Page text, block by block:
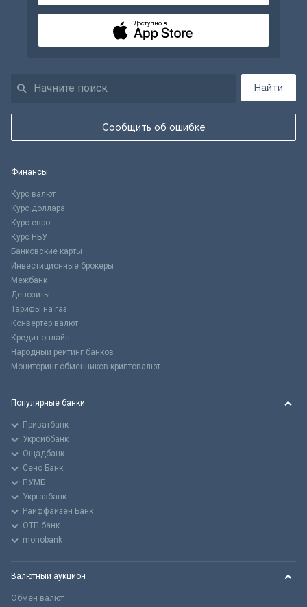
Найти
Сообщить об ошибке
Доступно в
Финансы
Курс валют
Курс доллара
Курс евро
Курс НБУ
Банковские карты
Инвестиционные брокеры
Межбанк
Депозиты
Тарифы на газ
Конвертер валют
Кредит онлайн
Народный рейтинг банков
Мониторинг обменников криптовалют
Популярные банки
Приватбанк
Укрсиббанк
Ощадбанк
Сенс Банк
ПУМБ
Укргазбанк
Райффайзен Банк
ОТП банк
monobank
Валютный аукцион
Обмен валют